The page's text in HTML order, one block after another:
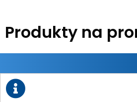
Produkty na